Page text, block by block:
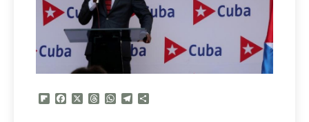
Flipboard
FacebookThreadsWhatsApp
Telegram